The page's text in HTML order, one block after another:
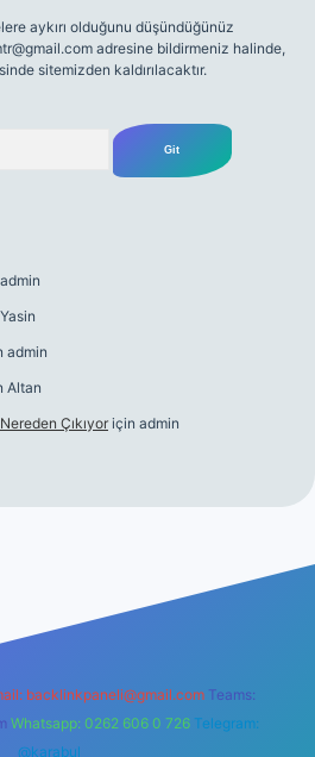
aykırı olduğunu düşündüğünüz
adresine bildirmeniz halinde,
sitemizden kaldırılacaktır.
admin
Yasin
admin
Altan
Çıkıyor için admin
backlinkpaneli@gmail.com Teams:
Whatsapp: 0262 606 0 726 Telegram:
@karabul